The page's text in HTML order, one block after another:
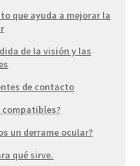
que ayuda a mejorar la
de la visión y las
de contacto
compatibles?
un derrame ocular?
qué sirve.